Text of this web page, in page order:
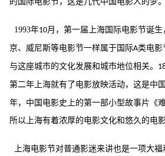
1993年10月，第一届上海国际电影节诞
京、威尼斯等电影节一样属于国际A类电影
与这座城市的文化发展和城市地位相关。
第二年上海就有了电影放映活动，这是中
年，中国电影史上的第一部小型故事片《
所以上海有着浓厚的电影文化和悠久的电影
上海电影节对普通影迷来讲也是一项大